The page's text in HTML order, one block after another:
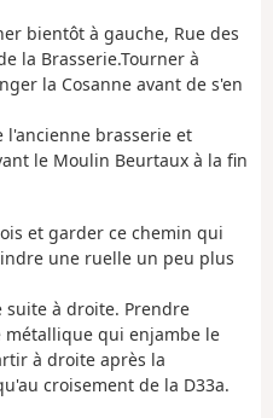
bientôt à gauche, Rue des
la Brasserie.Tourner à
la Cosanne avant de s'en
l'ancienne brasserie et
le Moulin Beurtaux à la fin
et garder ce chemin qui
une ruelle un peu plus
à droite. Prendre
métallique qui enjambe le
à droite après la
croisement de la D33a.